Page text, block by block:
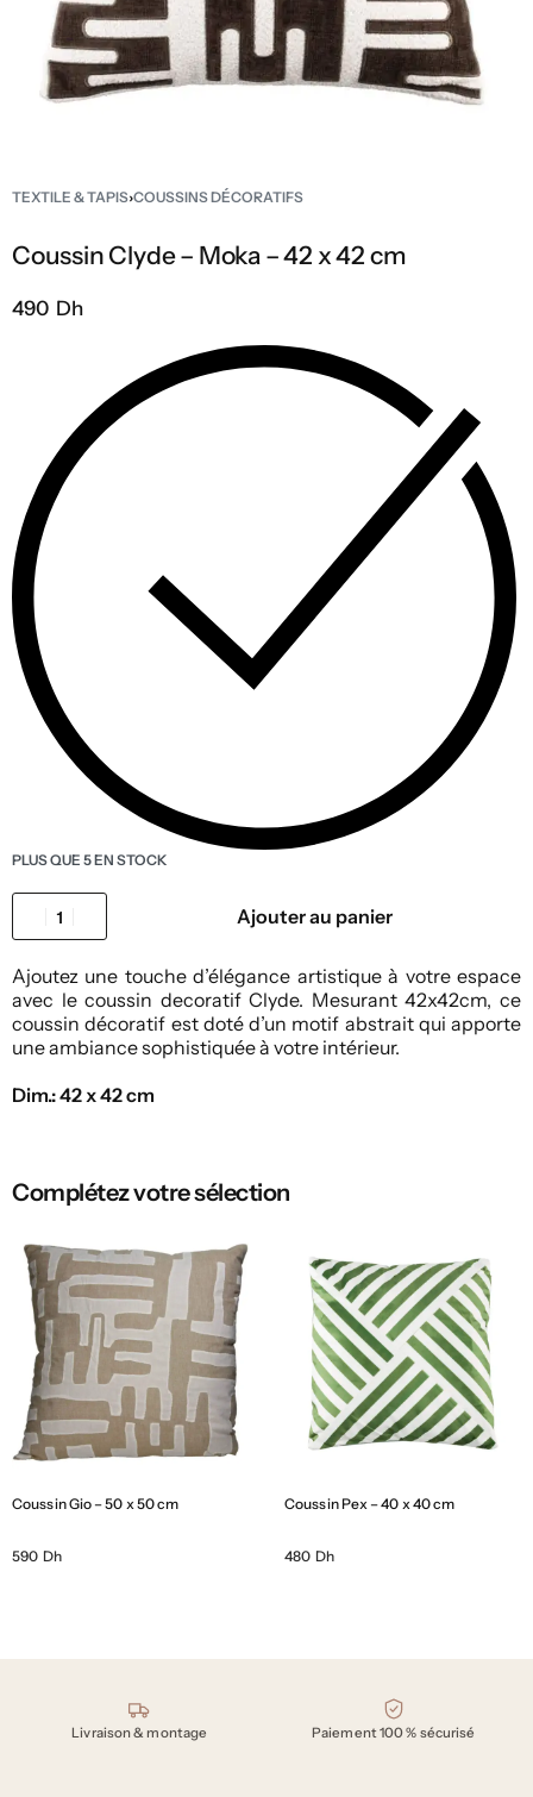
TEXTILE & TAPIS›COUSSINS DÉCORATIFS
Coussin Clyde – Moka – 42 x 42 cm
490 Dh
PLUS QUE 5 EN STOCK
Ajouter au panier
Ajoutez une touche d’élégance artistique à votre espace
avec le coussin decoratif Clyde. Mesurant 42x42cm, ce
coussin décoratif est doté d’un motif abstrait qui apporte
une ambiance sophistiquée à votre intérieur.
Dim.: 42 x 42 cm
Complétez votre sélection
Coussin Gio – 50 x 50 cm
590 Dh
Coussin Pex – 40 x 40 cm
480 Dh
Nos engagements
Livraison & montage Paiement 100 % sécurisé